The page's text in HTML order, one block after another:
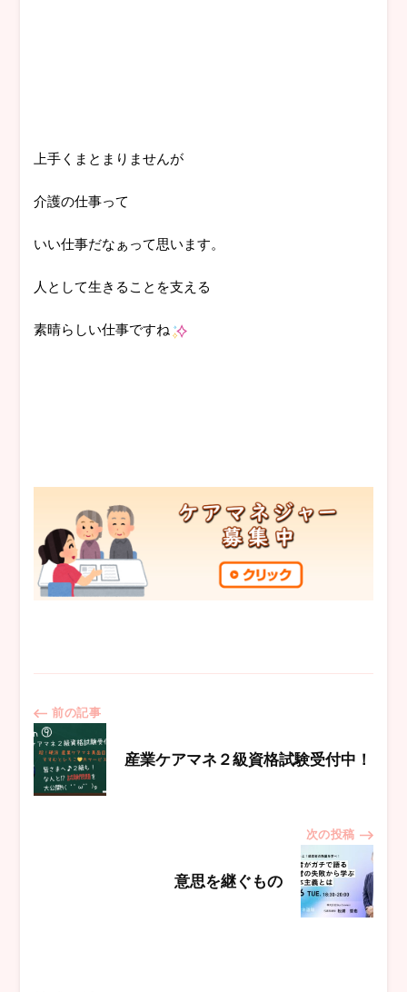
上手くまとまりませんが
介護の仕事って
いい仕事だなぁって思います。
人として生きることを支える
素晴らしい仕事ですね
投
稿
ナ
前の記事
産業ケアマネ２級資格試験受付中！
次の投稿
意思を継ぐもの